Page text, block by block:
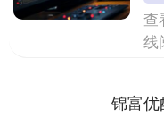
传
查
线
锦富